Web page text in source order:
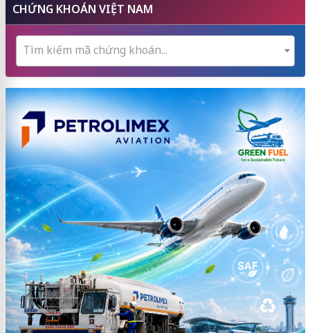
CHỨNG KHOÁN VIỆT NAM
Tìm kiếm mã chứng khoán...